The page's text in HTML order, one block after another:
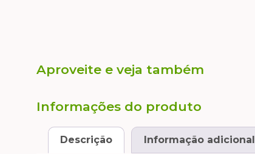
Aproveite e veja também
Informações do produto
Descrição Informação adicional